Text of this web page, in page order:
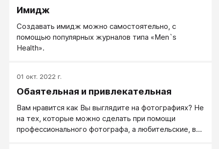
Имидж
Создавать имидж можно самостоятельно, с
помощью популярных журналов типа «Men`s
Health».
01 окт. 2022 г.
Обаятельная и привлекательная
Вам нравится как Вы выглядите на фотографиях? Не
на тех, которые можно сделать при помощи
профессионального фотографа, а любительские, в